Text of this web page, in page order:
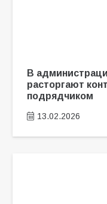
В
расторгают
подрядчиком
13.02.2026